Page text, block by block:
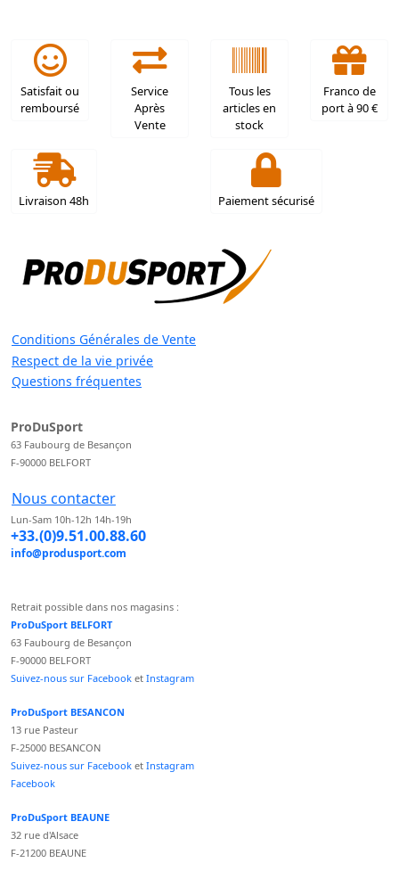
Satisfait ou
remboursé
Service
Après
Vente
Tous les
articles en
stock
Franco de
port à 90 €
Livraison 48h Paiement sécurisé
Conditions Générales de Vente
Respect de la vie privée
Questions fréquentes
ProDuSport
63 Faubourg de Besançon
F-90000 BELFORT
Nous contacter
Lun-Sam 10h-12h 14h-19h
+33.(0)9.51.00.88.60
info@produsport.com
Retrait possible dans nos magasins :
ProDuSport BELFORT
63 Faubourg de Besançon
F-90000 BELFORT
Suivez-nous sur Facebook et Instagram
ProDuSport BESANCON
13 rue Pasteur
F-25000 BESANCON
Suivez-nous sur Facebook et Instagram
Facebook
ProDuSport BEAUNE
32 rue d'Alsace
F-21200 BEAUNE